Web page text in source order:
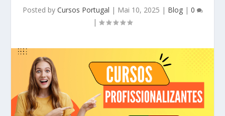
Posted by Cursos Portugal | Mai 10, 2025 | Blog| 0
|